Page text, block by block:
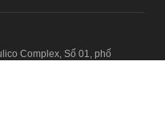
Complex, Số 01, phố